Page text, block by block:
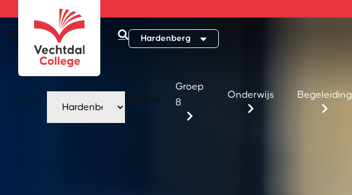
Hardenberg
Locatie Menu
Groep
8
Onderwijs Begeleiding